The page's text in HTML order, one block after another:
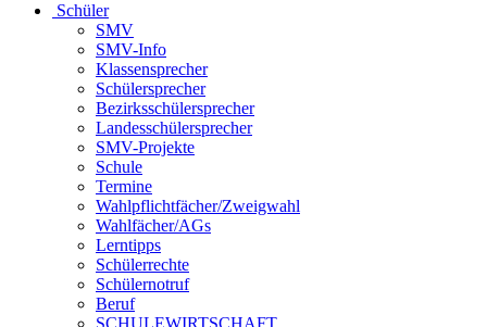
Schüler
SMV
SMV-Info
Klassensprecher
Schülersprecher
Bezirksschülersprecher
Landesschülersprecher
SMV-Projekte
Schule
Termine
Wahlpflichtfächer/Zweigwahl
Wahlfächer/AGs
Lerntipps
Schülerrechte
Schülernotruf
Beruf
SCHULEWIRTSCHAFT